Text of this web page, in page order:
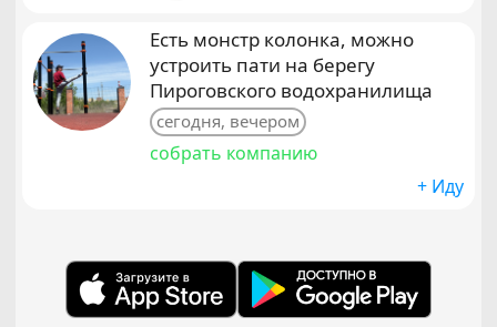
Есть монстр колонка, можно
устроить пати на берегу
Пироговского водохранилища
сегодня, вечером
собрать компанию
+ Иду